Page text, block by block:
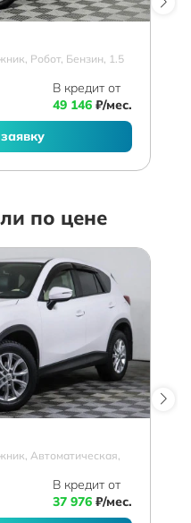
Робот, Бензин, 1.5
В кредит от
49 146 ₽/мес.
по цене
Автоматическая,
В кредит от
37 976 ₽/мес.